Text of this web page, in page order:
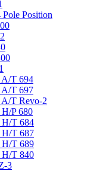
Position
T 694
T 697
T Revo-2
P 680
T 684
T 687
T 689
T 840
3